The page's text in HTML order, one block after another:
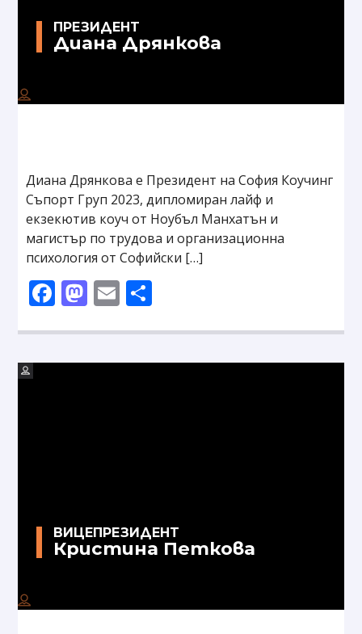
ПРЕЗИДЕНТ
Диана Дрянкова
Диана Дрянкова е Президент на София Коучинг
Съпорт Груп 2023, дипломиран лайф и
екзекютив коуч от Ноубъл Манхатън и
магистър по трудова и организационна
психология от Софийски […]
Facebook
Mastodon
Email
ВИЦЕПРЕЗИДЕНТ
Кристина Петкова